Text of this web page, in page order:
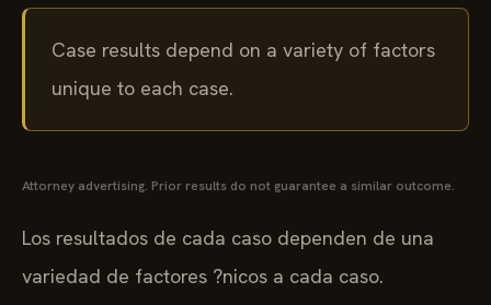
Case results depend on a variety of factors
unique to each case.
Attorney advertising. Prior results do not guarantee a similar outcome.
Los resultados de cada caso dependen de una
variedad de factores ?nicos a cada caso.